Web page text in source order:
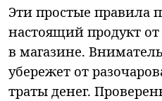
Эти простые правила
настоящий продукт
в магазине.
убережет от
траты денег.